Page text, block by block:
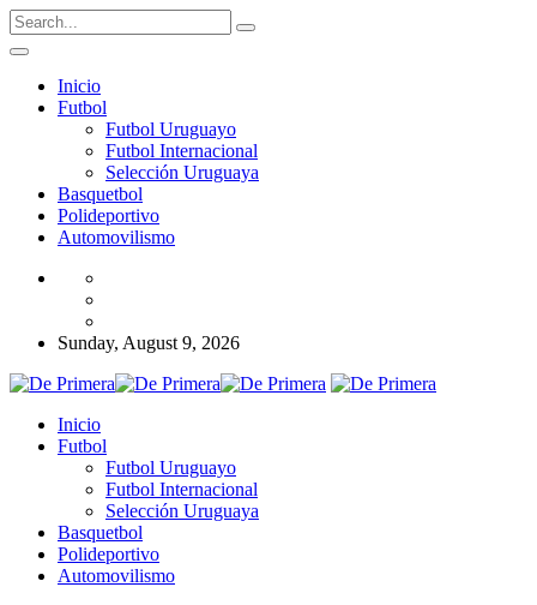
Inicio
Futbol
Futbol Uruguayo
Futbol Internacional
Selección Uruguaya
Basquetbol
Polideportivo
Automovilismo
Sunday, August 9, 2026
Inicio
Futbol
Futbol Uruguayo
Futbol Internacional
Selección Uruguaya
Basquetbol
Polideportivo
Automovilismo